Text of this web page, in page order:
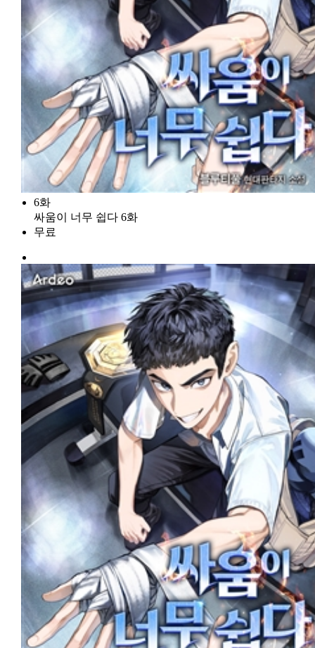
6화
싸움이 너무 쉽다 6화
무료